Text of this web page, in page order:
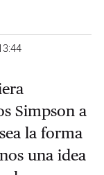
Simpson a
la forma
una idea